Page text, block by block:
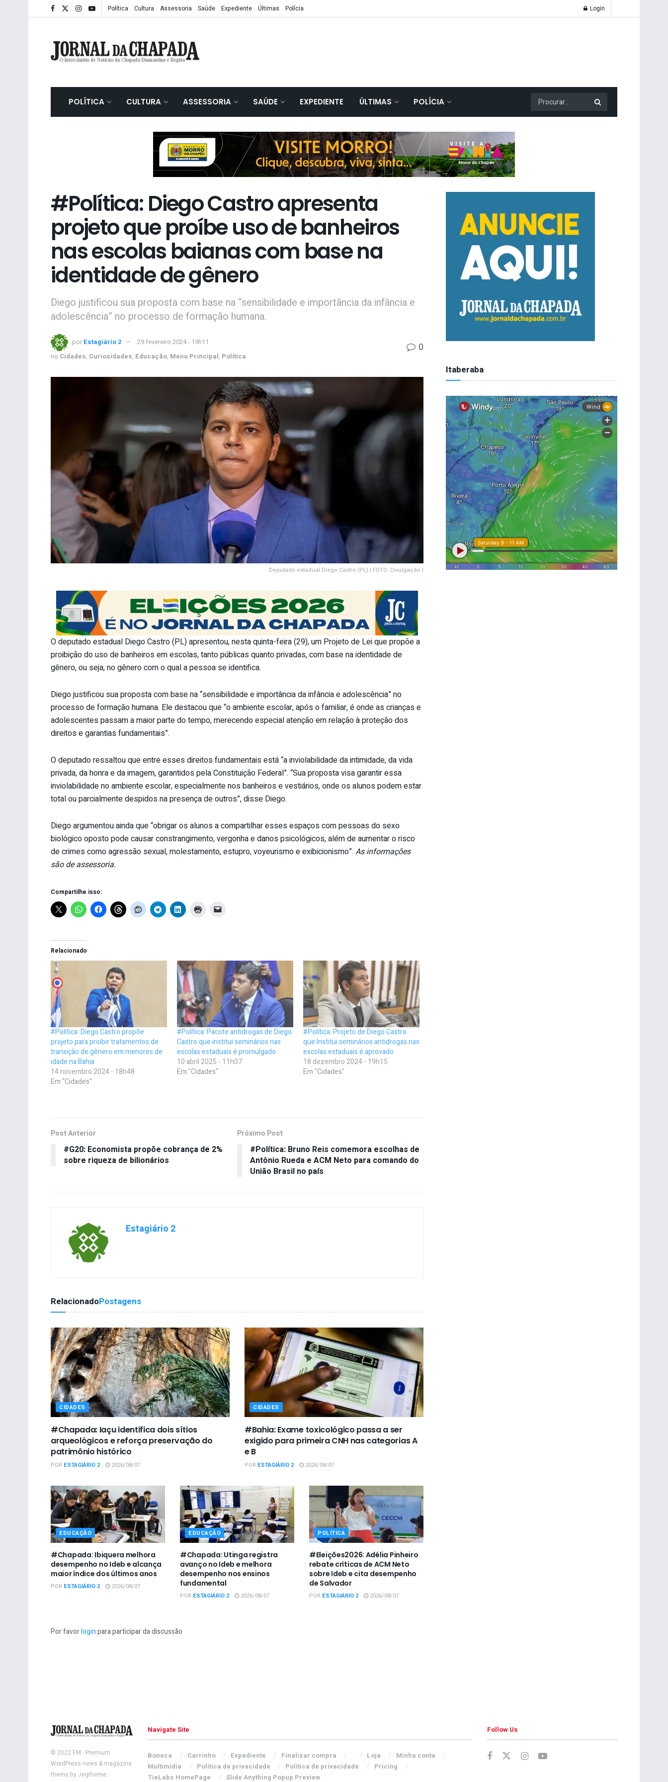
Política Cultura Assessoria Saúde Expediente Últimas Polícia Login
POLÍTICA CULTURA ASSESSORIA SAÚDE EXPEDIENTE ÚLTIMAS POLÍCIA
#Política: Diego Castro apresenta
projeto que proíbe uso de banheiros
nas escolas baianas com base na
identidade de gênero
Diego justificou sua proposta com base na “sensibilidade e importância da infância e
adolescência” no processo de formação humana.
por Estagiário 2
29 fevereiro 2024 - 19h11
no Cidades, Curiosidades, Educação, Menu Principal, Política
0
Deputado estadual Diego Castro (PL) | FOTO: Divulgação |
O deputado estadual Diego Castro (PL) apresentou, nesta quinta-feira (29), um Projeto de Lei que propõe a
proibição do uso de banheiros em escolas, tanto públicas quanto privadas, com base na identidade de
gênero, ou seja, no gênero com o qual a pessoa se identifica.
Diego justificou sua proposta com base na “sensibilidade e importância da infância e adolescência” no
processo de formação humana. Ele destacou que “o ambiente escolar, após o familiar, é onde as crianças e
adolescentes passam a maior parte do tempo, merecendo especial atenção em relação à proteção dos
direitos e garantias fundamentais”.
O deputado ressaltou que entre esses direitos fundamentais está “a inviolabilidade da intimidade, da vida
privada, da honra e da imagem, garantidos pela Constituição Federal”. “Sua proposta visa garantir essa
inviolabilidade no ambiente escolar, especialmente nos banheiros e vestiários, onde os alunos podem estar
total ou parcialmente despidos na presença de outros”, disse Diego.
Diego argumentou ainda que “obrigar os alunos a compartilhar esses espaços com pessoas do sexo
biológico oposto pode causar constrangimento, vergonha e danos psicológicos, além de aumentar o risco
de crimes como agressão sexual, molestamento, estupro, voyeurismo e exibicionismo”. As informações
são de assessoria.
Compartilhe isso:
Relacionado
#Política: Diego Castro propõe
projeto para proibir tratamentos de
transição de gênero em menores de
idade na Bahia
14 novembro 2024 - 18h48
Em "Cidades"
#Política: Pacote antidrogas de Diego
Castro que institui seminários nas
escolas estaduais é promulgado
10 abril 2025 - 11h07
Em "Cidades"
#Política: Projeto de Diego Castro
que Institui seminários antidrogas nas
escolas estaduais é aprovado
18 dezembro 2024 - 19h15
Em "Cidades"
Post Anterior
#G20: Economista propõe cobrança de 2%
sobre riqueza de bilionários
Próximo Post
#Política: Bruno Reis comemora escolhas de
Antônio Rueda e ACM Neto para comando do
União Brasil no país
Estagiário 2
RelacionadoPostagens
CIDADES
#Chapada: Iaçu identifica dois sítios
arqueológicos e reforça preservação do
patrimônio histórico
POR ESTAGIÁRIO 2 2026/08/07
CIDADES
#Bahia: Exame toxicológico passa a ser
exigido para primeira CNH nas categorias A
e B
POR ESTAGIÁRIO 2 2026/08/07
EDUCAÇÃO
#Chapada: Ibiquera melhora
desempenho no Ideb e alcança
maior índice dos últimos anos
POR ESTAGIÁRIO 2 2026/08/07
EDUCAÇÃO
#Chapada: Utinga registra
avanço no Ideb e melhora
desempenho nos ensinos
fundamental
POR ESTAGIÁRIO 2 2026/08/07
POLÍTICA
#Eleições2026: Adélia Pinheiro
rebate críticas de ACM Neto
sobre Ideb e cita desempenho
de Salvador
POR ESTAGIÁRIO 2 2026/08/07
Por favorloginpara participar da discussão
Itaberaba
© 2022 FM - Premium
WordPress news & magazine
theme by Jegtheme.
Navigate Site
Boneca Carrinho Expediente Finalizar compra Loja
Minha conta
Multimídia
Política de privacidade Política de privacidade
Pricing
TieLabs HomePage
Slide Anything Popup Preview
Follow Us